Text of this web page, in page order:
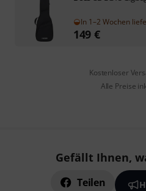
In 1–2 Wochen
149 €
Kostenloser
Alle Preise
Gefällt Ihnen,
Teilen